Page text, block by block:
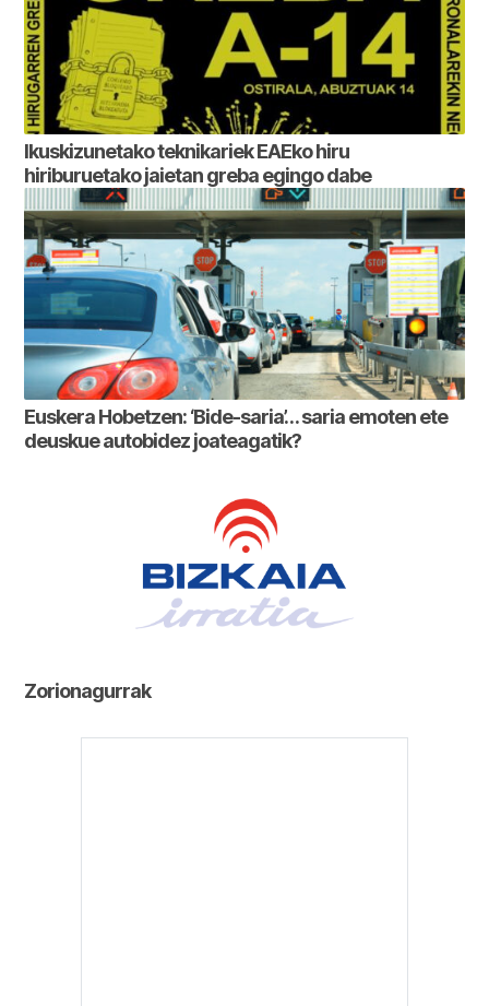
Ikuskizunetako teknikariek EAEko hiru
hiriburuetako jaietan greba egingo dabe
Euskera Hobetzen: ‘Bide-saria’… saria emoten ete
deuskue autobidez joateagatik?
Zorionagurrak